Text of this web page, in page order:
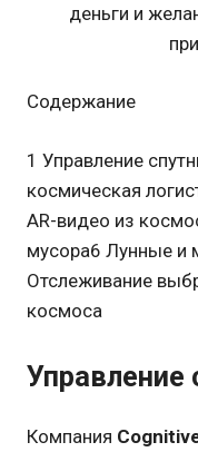
деньги и
Содержание
1 Управление
космическая
AR-видео из
мусора6 Лунные и
Отслеживание
космоса
Управление
Компания